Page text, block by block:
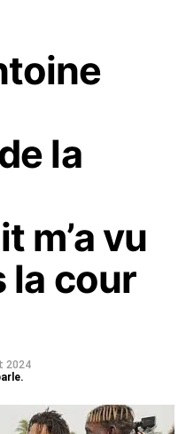
la
m’a vu
la cour
2024